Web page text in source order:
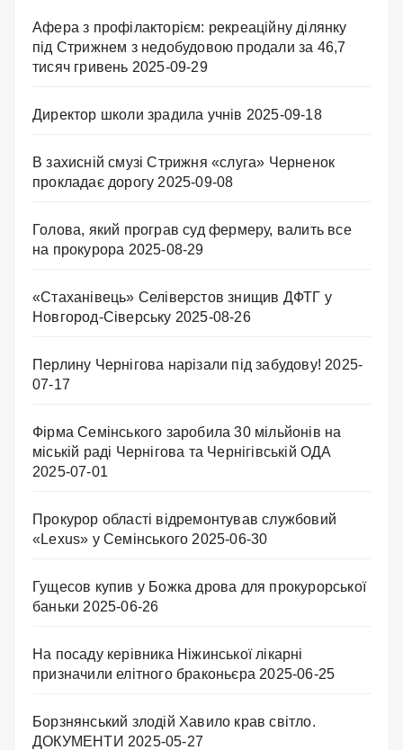
Афера з профілакторієм: рекреаційну ділянку
під Стрижнем з недобудовою продали за 46,7
тисяч гривень 2025-09-29
Директор школи зрадила учнів 2025-09-18
В захисній смузі Стрижня «слуга» Черненок
прокладає дорогу 2025-09-08
Голова, який програв суд фермеру, валить все
на прокурора 2025-08-29
«Стаханівець» Селіверстов знищив ДФТГ у
Новгород-Сіверську 2025-08-26
Перлину Чернігова нарізали під забудову! 2025-
07-17
Фірма Семінського заробила 30 мільйонів на
міській раді Чернігова та Чернігівській ОДА
2025-07-01
Прокурор області відремонтував службовий
«Lexus» у Семінського 2025-06-30
Гущесов купив у Божка дрова для прокурорської
баньки 2025-06-26
На посаду керівника Ніжинської лікарні
призначили елітного браконьєра 2025-06-25
Борзнянський злодій Хавило крав світло.
ДОКУМЕНТИ 2025-05-27